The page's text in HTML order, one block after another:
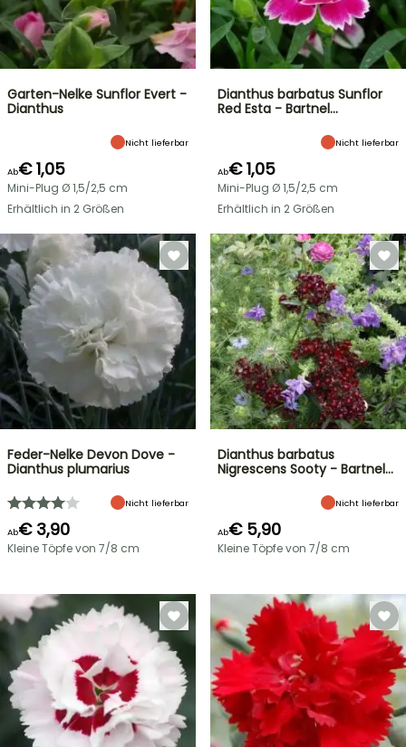
Garten-Nelke Sunflor Evert -
Dianthus
Nicht lieferbar
Ab€ 1,05
Mini-Plug Ø 1,5/2,5 cm
Erhältlich in 2 Größen
Dianthus barbatus Sunflor
Red Esta - Bartnel…
Nicht lieferbar
Ab€ 1,05
Mini-Plug Ø 1,5/2,5 cm
Erhältlich in 2 Größen
Feder-Nelke Devon Dove -
Dianthus plumarius
Nicht lieferbar
Ab€ 3,90
Kleine Töpfe von 7/8 cm
Dianthus barbatus
Nigrescens Sooty - Bartnel…
Nicht lieferbar
Ab€ 5,90
Kleine Töpfe von 7/8 cm